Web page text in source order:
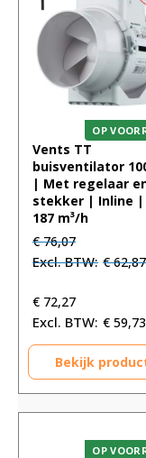
OP
Vents TT
buisventilator
| Met regelaar
stekker | Inline
187 m³/h
Oorspronkelijke
prijs
€ 76,07.
€76,07Huidige
prijs
€ 76,07.
€62,87
€ 72,27
€ 59,73
Bekijk
OP